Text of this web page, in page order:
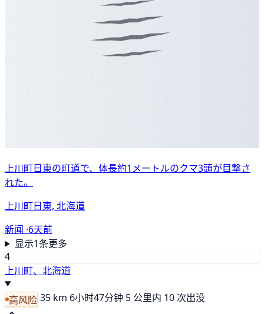
上川町日東の町道で、体長約1メートルのクマ3頭が目撃さ
れた。
上川町日東, 北海道
新闻 ·6天前
显示1条更多
4
上川町、北海道
高风险 35 km 6小时47分钟 5 公里内 10 次出没